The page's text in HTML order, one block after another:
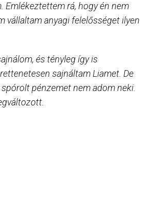
Emlékeztettem rá, hogy én nem
vállaltam anyagi felelősséget ilyen
és tényleg így is
sajnáltam Liamet. De
pénzemet nem adom neki.